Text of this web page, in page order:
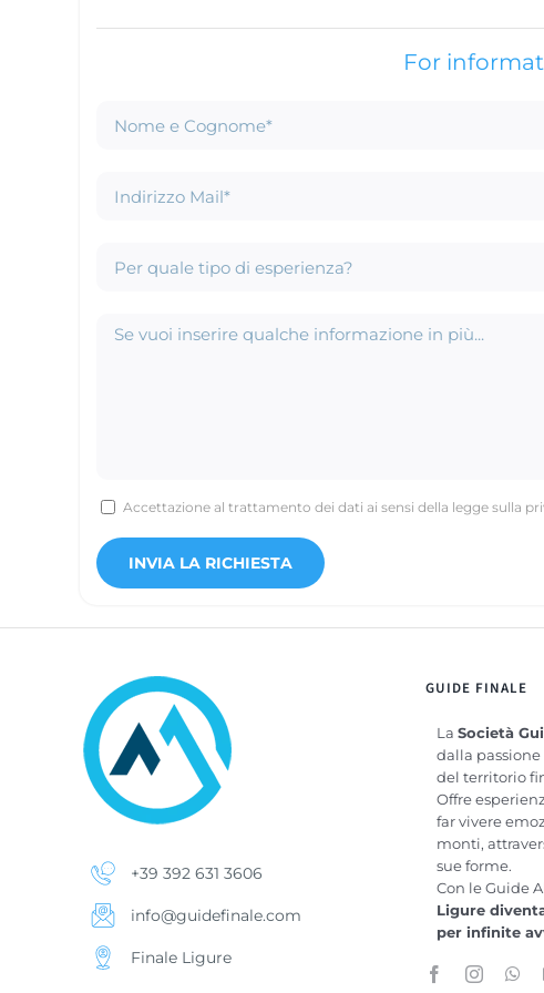
For
Accettazione al trattamento dei dati ai sensi della legge sulla
+39 392 631 3606
info@guidefinale.com
Finale Ligure
GUIDE FINALE
La Società
dalla passione
del territorio
Offre
far vivere
monti,
sue forme.
Con le Guide
Ligure
per infinite